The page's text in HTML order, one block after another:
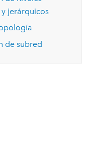
jerárquicos
de subred